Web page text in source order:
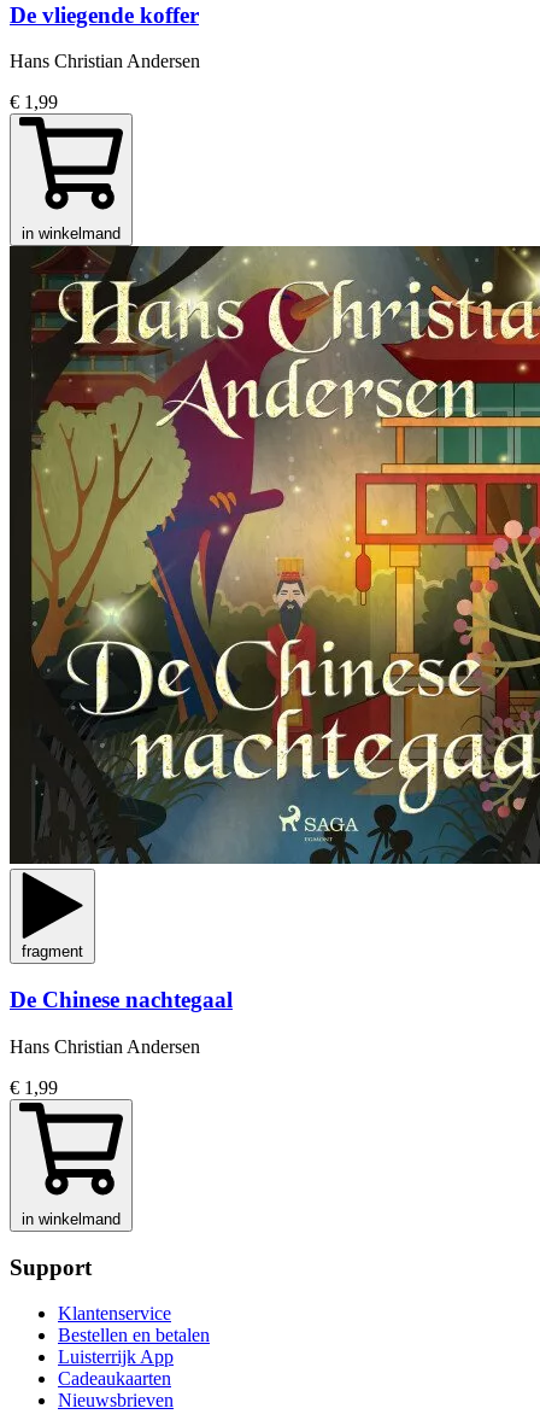
De vliegende koffer
Hans Christian Andersen
€ 1,99
in winkelmand
fragment
De Chinese nachtegaal
Hans Christian Andersen
€ 1,99
in winkelmand
Support
Klantenservice
Bestellen en betalen
Luisterrijk App
Cadeaukaarten
Nieuwsbrieven